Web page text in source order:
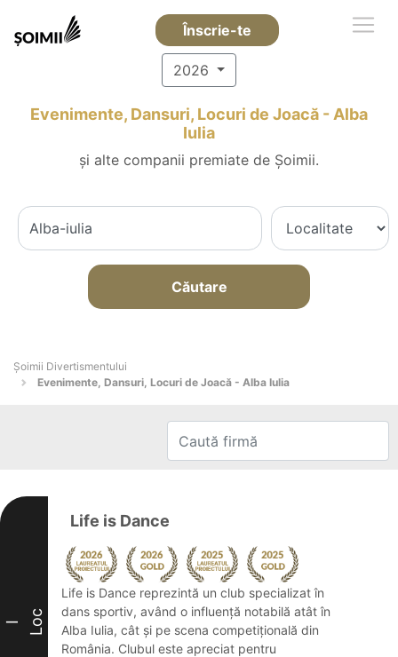
Înscrie-te
2026
Evenimente, Dansuri, Locuri de Joacă - Alba
Iulia
și alte companii premiate de Șoimii.
Căutare
Şoimii Divertismentului
Evenimente, Dansuri, Locuri de Joacă - Alba Iulia
I Loc
Life is Dance
Life is Dance reprezintă un club specializat în
dans sportiv, având o influență notabilă atât în
Alba Iulia, cât și pe scena competițională din
România. Clubul este apreciat pentru